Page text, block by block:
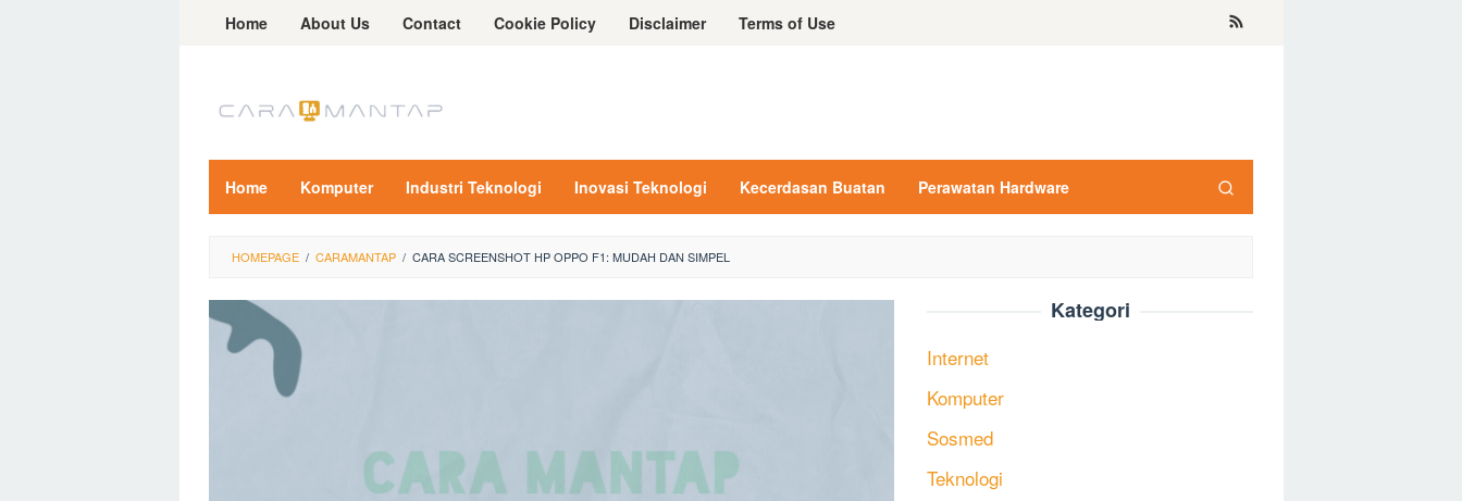
Home About Us Contact Cookie Policy Disclaimer Terms of Use
Home Komputer Industri Teknologi Inovasi Teknologi Kecerdasan Buatan Perawatan Hardware
HOMEPAGE / CARAMANTAP / CARA SCREENSHOT HP OPPO F1: MUDAH DAN SIMPEL
Kategori
Internet
Komputer
Sosmed
Teknologi